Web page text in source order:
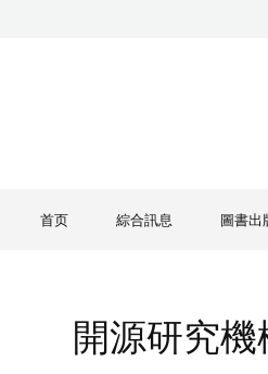
首页 綜合訊息 圖書出
開源研究機